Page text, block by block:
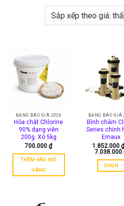
BẢNG BÁO GIÁ 2026
Hóa chất Chlorine
90% dạng viên
200g. Xô 5kg
700.000₫
THÊM VÀO GIỎ
HÀNG
BẢNG BÁO GIÁ
Bình châm
Series chính
Emaux
1.852.000 ₫
7.038.000
CHỌN